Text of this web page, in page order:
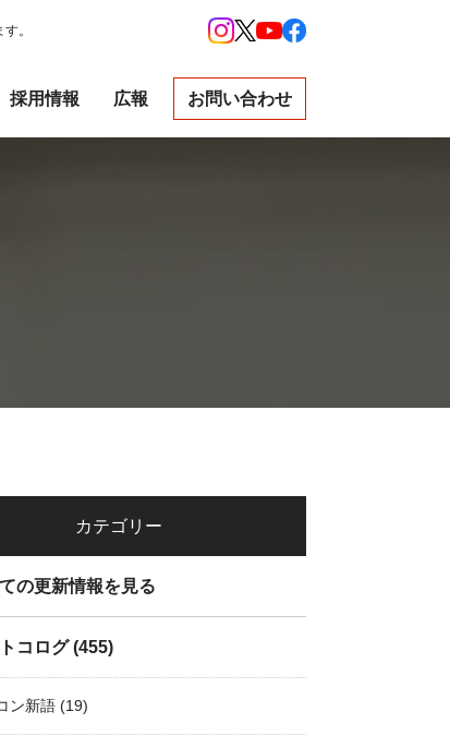
。
採用情報 広報 お問い合わせ
カテゴリー
の更新情報を見る
コログ(455)
ン新語 (19)